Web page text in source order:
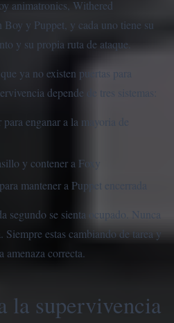
animatronics, Withered
y Puppet, y cada uno tiene su
y su propia ruta de ataque.
ya no existen puertas para
depende de tres sistemas:
enganar a la mayoria de
y contener a Foxy
mantener a Puppet encerrada
segundo se sienta ocupado. Nunca
Siempre estas cambiando de tarea y
amenaza correcta.
la supervivencia